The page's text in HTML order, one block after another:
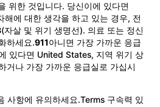
위한 것입니다. 당신이에 있다면
에 대한 생각을 하고 있는 경우, 전
(자살 및 위기 생명선). 의료 또는 정신
하세요.911아니면 가장 가까운 응급
있다면 United States, 지역 위기 상
거나 가장 가까운 응급실로 가십시
사항에 유의하세요.Terms 구속력 있